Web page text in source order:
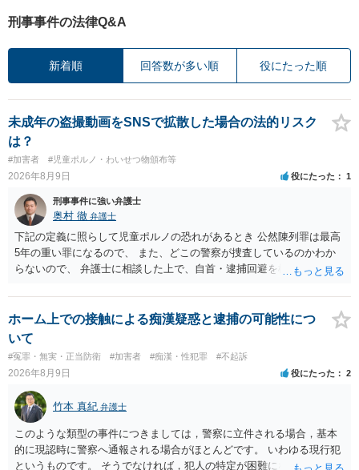
刑事事件の法律Q&A
新着順 回答数が多い順 役にたった順
未成年の盗撮動画をSNSで拡散した場合の法的リスク
は？
#加害者 #児童ポルノ・わいせつ物頒布等
2026年8月9日 役にたった 1
刑事事件に強い弁護士
奥村 徹 弁護士
下記の定義に照らして児童ポルノの恐れがあるとき 公然陳列罪は最高
5年の重い罪になるので、 また、どこの警察が捜査しているのかわか
らないので、 弁護士に相談した上で、自首・逮捕回避を検討して下さ
童の性的な部位（性器等若しくはその周辺部、臀でん部又は胸部をい
う。）が露出され又は強調されているものであり、かつ、性欲を興奮
させ又は刺激するもの
ホーム上での接触による痴漢疑惑と逮捕の可能性につ
いて
#冤罪・無実・正当防衛 #加害者 #痴漢・性犯罪 #不起訴
2026年8月9日 役にたった 2
竹本 真紀 弁護士
このような類型の事件につきましては，警察に立件される場合，基本
的に現認時に警察へ通報される場合がほとんどです。 いわゆる現行犯
というものです。 そうでなければ，犯人の特定が困難になってしまい